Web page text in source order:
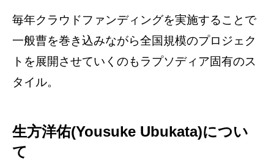
毎年クラウドファンディングを実施することで
一般曹を巻き込みながら全国規模のプロジェク
トを展開させていくのもラプソディア固有のス
タイル。
生方洋佑(Yousuke Ubukata)につい
て